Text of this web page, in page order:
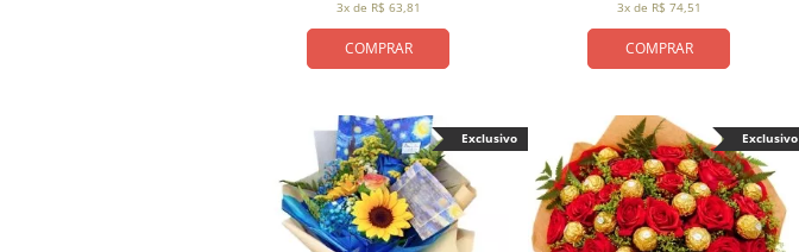
COMPRAR
3x de R$ 63,81
COMPRAR
3x de R$ 74,51
Exclusivo Exclusivo